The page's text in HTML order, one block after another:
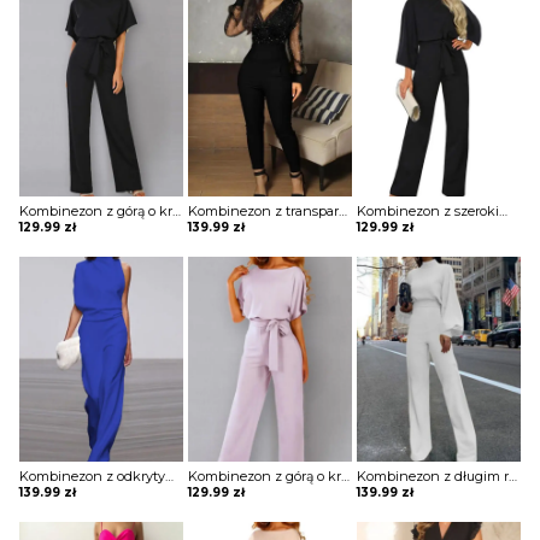
129.99 zł
Kombinezon z transparentną cekinową górą
139.99 zł 129.99 zł
139.99 zł
Kombinezon z górą o kroju nietoperza i wiązaniem w pasie
129.99 zł
Kombinezon z długim rękawem i prostym dołem
139.99 zł